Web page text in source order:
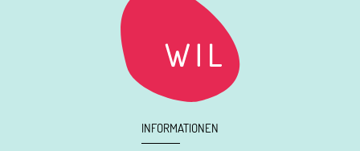
INFORMATIONEN